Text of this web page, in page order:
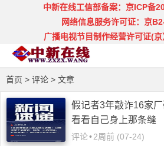
中新在线工信部备案：京ICP备
网络信息服务许可证：京
广播电视节目制作经营许可证(
首页 > 评论 > 文章
假记者3年敲诈16家
看看自己身上那条缝
评论•2周前 (07-24)